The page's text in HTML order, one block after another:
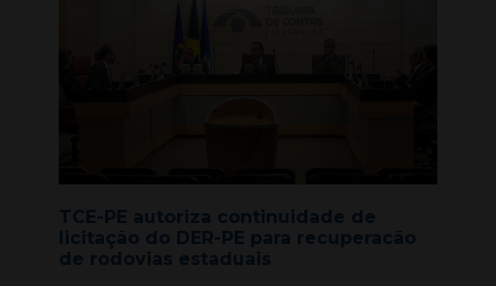
TCE-PE autoriza continuidade de
licitação do DER-PE para recuperacão
de rodovias estaduais